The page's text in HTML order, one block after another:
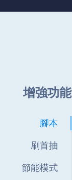
增強功能
腳本
刷首抽
節能模式